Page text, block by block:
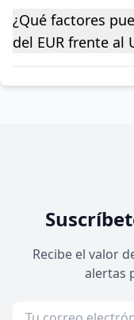
¿Qué factores
del EUR frente al
Recibe el valor
alertas